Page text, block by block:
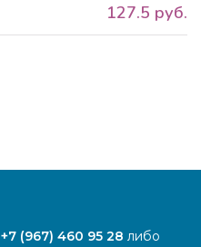
127.5 руб.
+7 (967) 460 95 28 либо